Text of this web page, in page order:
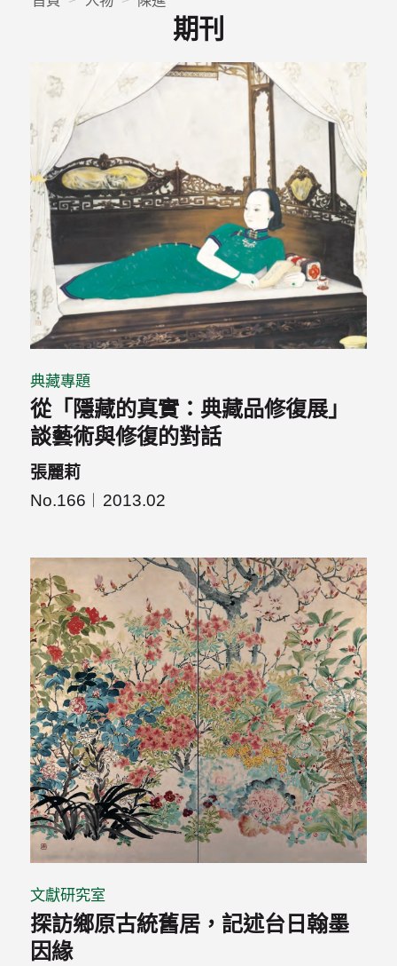
期刊
典藏專題
從「隱藏的真實：典藏品修復展」
談藝術與修復的對話
張麗莉
No.166
2013.02
文獻研究室
探訪鄉原古統舊居，記述台日翰墨
因緣